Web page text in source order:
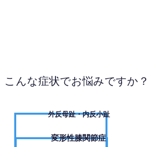
こんな症状でお悩みですか？
外反母趾・内反小趾
変形性膝関節症